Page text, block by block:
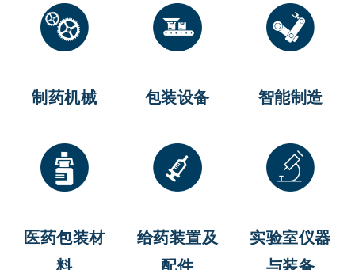
制药机械 包装设备 智能制造
医药包装材
给药装置及
实验室仪器